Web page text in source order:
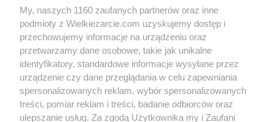
Kuchnia indyjska
Przepisy dla leniwych
Warzywa
Warzywa zapiekane i pieczone
Tagi:
buraczki hinduska jogurt
raita
Zobacz wszystkie komentarze (
gabigold (2014-06-17 07:19)
Kolorek aż przyciąga oko, dodaję do
ulubionych, chętnie wypróbuję.Myślę, że nie
My, naszych 1160 zaufanych partnerów oraz inne
podmioty z Wielkiezarcie.com uzyskujemy dostęp i
przechowujemy informacje na urządzeniu oraz
przetwarzamy dane osobowe, takie jak unikalne
identyfikatory, standardowe informacje wysyłane przez
urządzenie czy dane przeglądania w celu zapewniania
spersonalizowanych reklam, wybór spersonalizowanych
treści, pomiar reklam i treści, badanie odbiorców oraz
ulepszanie usług. Za zgodą Użytkownika my i Zaufani